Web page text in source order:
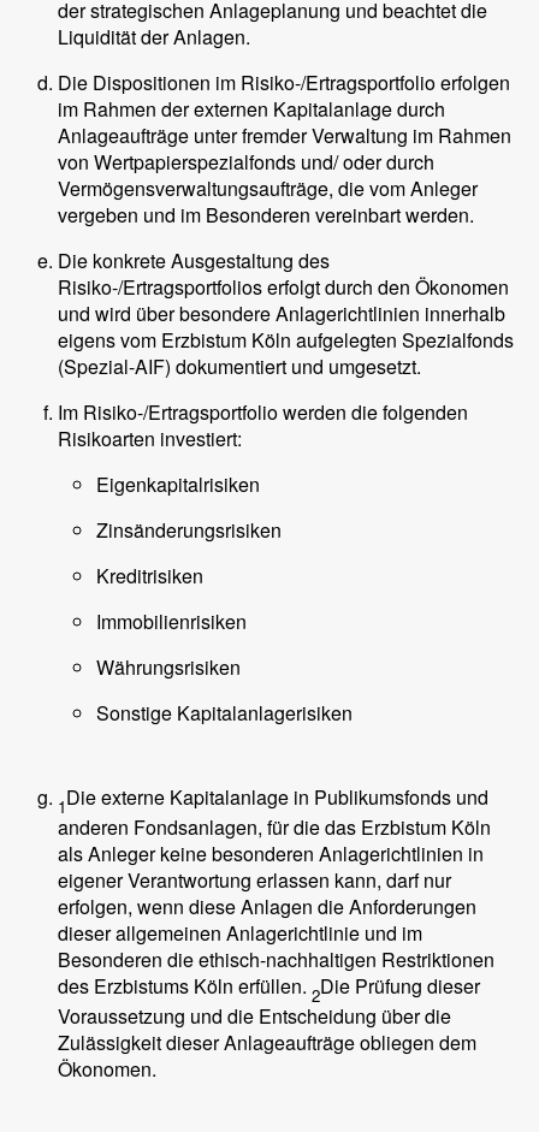
der strategischen Anlageplanung und beachtet die
Liquidität der Anlagen.
Die Dispositionen im Risiko-/Ertragsportfolio erfolgen
im Rahmen der externen Kapitalanlage durch
Anlageaufträge unter fremder Verwaltung im Rahmen
von Wertpapierspezialfonds und/ oder durch
Vermögensverwaltungsaufträge, die vom Anleger
vergeben und im Besonderen vereinbart werden.
Die konkrete Ausgestaltung des
Risiko-/Ertragsportfolios erfolgt durch den Ökonomen
und wird über besondere Anlagerichtlinien innerhalb
eigens vom Erzbistum Köln aufgelegten Spezialfonds
(Spezial-AIF) dokumentiert und umgesetzt.
Im Risiko-/Ertragsportfolio werden die folgenden
Risikoarten investiert:
Eigenkapitalrisiken
Zinsänderungsrisiken
Kreditrisiken
Immobilienrisiken
Währungsrisiken
Sonstige Kapitalanlagerisiken
1Die externe Kapitalanlage in Publikumsfonds und
anderen Fondsanlagen, für die das Erzbistum Köln
als Anleger keine besonderen Anlagerichtlinien in
eigener Verantwortung erlassen kann, darf nur
erfolgen, wenn diese Anlagen die Anforderungen
dieser allgemeinen Anlagerichtlinie und im
Besonderen die ethisch-nachhaltigen Restriktionen
des Erzbistums Köln erfüllen. 2Die Prüfung dieser
Voraussetzung und die Entscheidung über die
Zulässigkeit dieser Anlageaufträge obliegen dem
Ökonomen.